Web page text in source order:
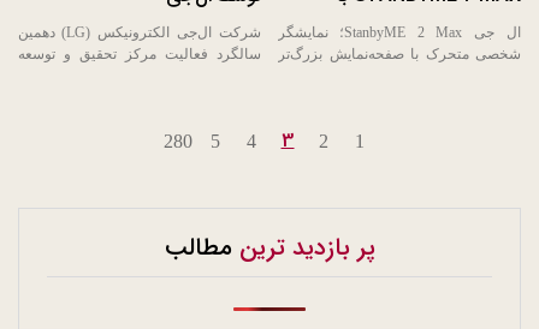
نمایشگر 4K
ال جی StanbyME 2 Max؛ نمایشگر
شخصی متحرک با صفحه‌نمایش بزرگ‌تر
شرکت ال‌جی الکترونیکس (LG) دهمین
سالگرد فعالیت مرکز تحقیق و توسعه
1
2
3
4
5
280
پر بازدید ترین مطالب